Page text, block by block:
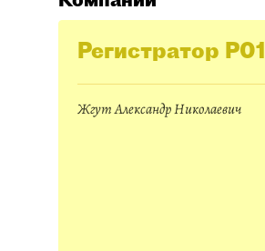
Регистратор Р01
Жгут Александр Николаевич